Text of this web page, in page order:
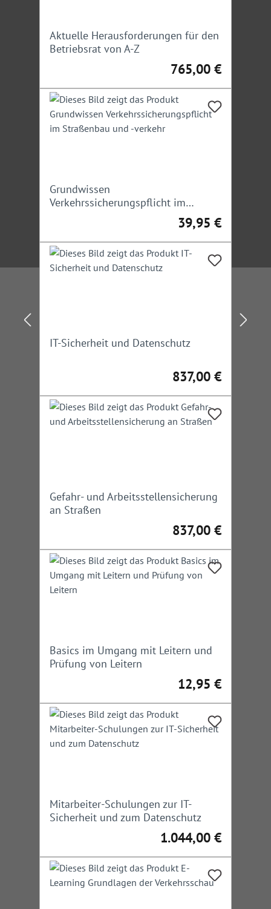
Aktuelle Herausforderungen für den
Betriebsrat von A-Z
Regulärer Preis:
765,00 €
Grundwissen
Verkehrssicherungspflicht im
Regulärer Preis:
39,95 €
IT-Sicherheit und Datenschutz
Regulärer Preis:
837,00 €
Gefahr- und Arbeitsstellensicherung
an Straßen
Regulärer Preis:
837,00 €
Basics im Umgang mit Leitern und
Prüfung von Leitern
Regulärer Preis:
12,95 €
Mitarbeiter-Schulungen zur IT-
Sicherheit und zum Datenschutz
Regulärer Preis:
1.044,00 €